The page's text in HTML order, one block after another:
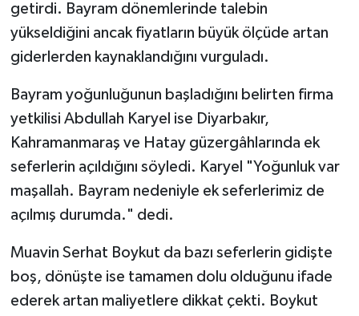
getirdi. Bayram dönemlerinde talebin
yükseldiğini ancak fiyatların büyük ölçüde artan
giderlerden kaynaklandığını vurguladı.
Bayram yoğunluğunun başladığını belirten firma
yetkilisi Abdullah Karyel ise Diyarbakır,
Kahramanmaraş ve Hatay güzergâhlarında ek
seferlerin açıldığını söyledi. Karyel "Yoğunluk var
maşallah. Bayram nedeniyle ek seferlerimiz de
açılmış durumda." dedi.
Muavin Serhat Boykut da bazı seferlerin gidişte
boş, dönüşte ise tamamen dolu olduğunu ifade
ederek artan maliyetlere dikkat çekti. Boykut